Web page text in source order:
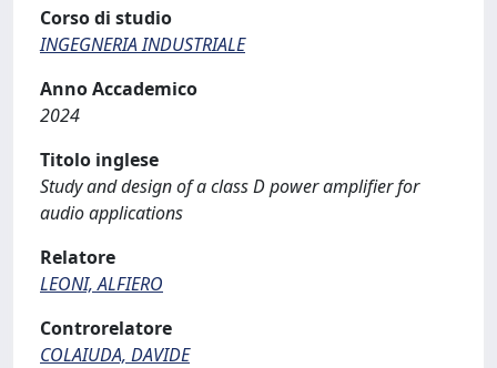
Corso di studio
INGEGNERIA INDUSTRIALE
Anno Accademico
2024
Titolo inglese
Study and design of a class D power amplifier for
audio applications
Relatore
LEONI, ALFIERO
Controrelatore
COLAIUDA, DAVIDE